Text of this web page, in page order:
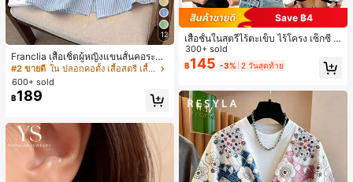
12
Franclia เสื้อเชิ้ตผู้หญิงแขนสั้นคอระบา
ยกระดุมเดี่ยวลายทาง
#2 ขายดี
ใน ปลอกคอตั้ง เสื้อสตรี เสื้อเบลาส์ & Tee
600+ sold
฿189
Save ฿4
เสื้อชั้นในสตรีไร้ตะเข็บ ไร้โครง เซ็กซี่ ด้
านข้างไม่ลื่น แผ่นรองถอดได้ ลายไขว้ห
ลัง ไร้สาย สบายตลอดวัน
300+ sold
฿145 -3% 2 วันสุดท้าย